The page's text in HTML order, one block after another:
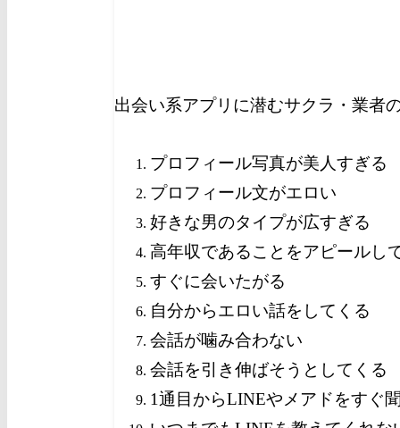
出会い系アプリに潜むサクラ・業者
プロフィール写真が美人すぎる
プロフィール文がエロい
好きな男のタイプが広すぎる
高年収であることをアピールし
すぐに会いたがる
自分からエロい話をしてくる
会話が噛み合わない
会話を引き伸ばそうとしてくる
1通目からLINEやメアドをすぐ